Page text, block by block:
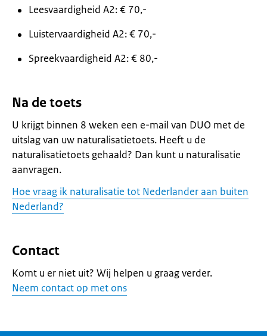
Leesvaardigheid A2: € 70,-
Luistervaardigheid A2: € 70,-
Spreekvaardigheid A2: € 80,-
Na de toets
U krijgt binnen 8 weken een e-mail van DUO met de
uitslag van uw naturalisatietoets. Heeft u de
naturalisatietoets gehaald? Dan kunt u naturalisatie
aanvragen.
Hoe vraag ik naturalisatie tot Nederlander aan buiten
Nederland?
Contact
Komt u er niet uit? Wij helpen u graag verder.
Neem contact op met ons